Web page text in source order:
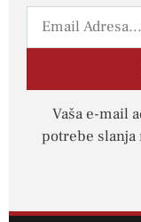
Vaša e-mail
potrebe slanja